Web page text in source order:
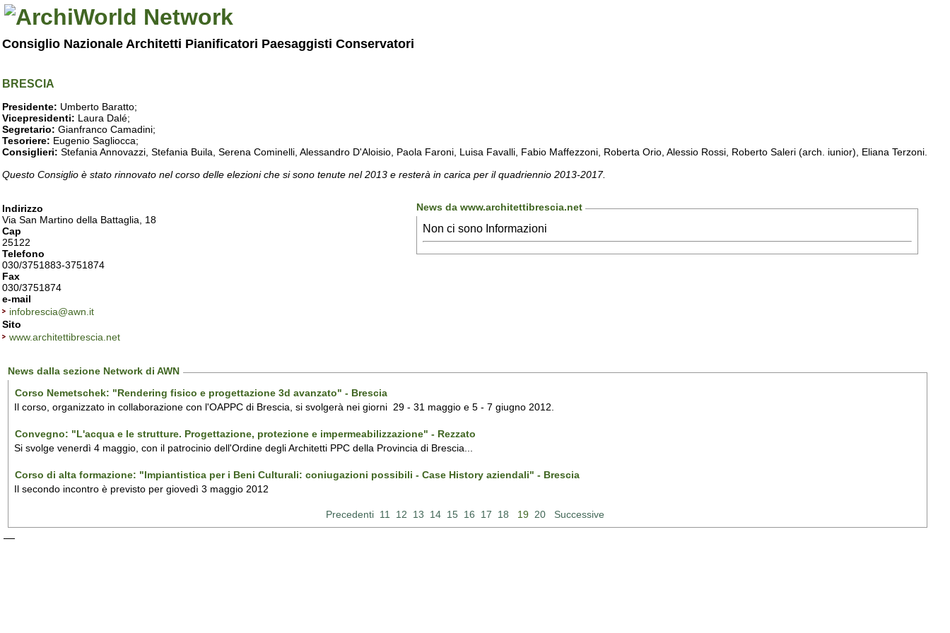
Consiglio Nazionale Architetti Pianificatori Paesaggisti Conservatori
BRESCIA
Presidente: Umberto Baratto;
Vicepresidenti: Laura Dalé;
Segretario: Gianfranco Camadini;
Tesoriere: Eugenio Sagliocca;
Consiglieri: Stefania Annovazzi, Stefania Buila, Serena Cominelli, Alessandro D'Aloisio, Paola Faroni, Luisa Favalli, Fabio Maffezzoni, Roberta Orio, Alessio Rossi, Roberto Saleri (arch. iunior), Eliana Terzoni.
Questo Consiglio è stato rinnovato nel corso delle elezioni che si sono tenute nel 2013 e resterà in carica per il quadriennio 2013-2017.
Indirizzo
Via San Martino della Battaglia, 18
Cap
25122
Telefono
030/3751883-3751874
Fax
030/3751874
e-mail
infobrescia@awn.it
Sito
www.architettibrescia.net
News da www.architettibrescia.net
Non ci sono Informazioni
News dalla sezione Network di AWN
Corso Nemetschek: "Rendering fisico e progettazione 3d avanzato" - Brescia
Il corso, organizzato in collaborazione con l'OAPPC di Brescia, si svolgerà nei giorni 29 - 31 maggio e 5 - 7 giugno 2012.
Convegno: "L'acqua e le strutture. Progettazione, protezione e impermeabilizzazione" - Rezzato
Si svolge venerdì 4 maggio, con il patrocinio dell'Ordine degli Architetti PPC della Provincia di Brescia...
Corso di alta formazione: "Impiantistica per i Beni Culturali: coniugazioni possibili - Case History aziendali" - Brescia
Il secondo incontro è previsto per giovedì 3 maggio 2012
Precedenti 11 12 13 14 15 16 17 18 19 20 Successive